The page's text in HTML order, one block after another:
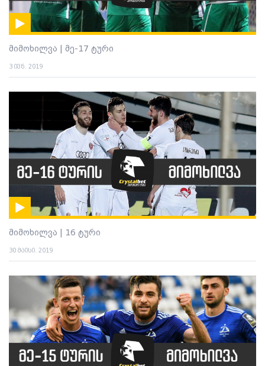
მიმოხილვა | მე-17 ტური
3 ივნ. 2019
მიმოხილვა | 16 ტური
30 მაისი. 2019